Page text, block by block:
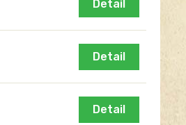
Detail
Detail
Detail